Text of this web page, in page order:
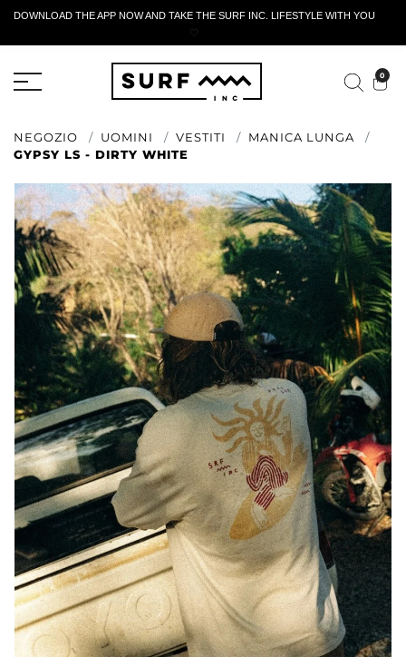
DOWNLOAD THE APP NOW AND TAKE THE SURF INC. LIFESTYLE WITH YOU
🤍
0
NEGOZIO UOMINI VESTITI
MANICA LUNGA
GYPSY LS - DIRTY WHITE
MODULO DI RESTITUZIONE ATTIVO